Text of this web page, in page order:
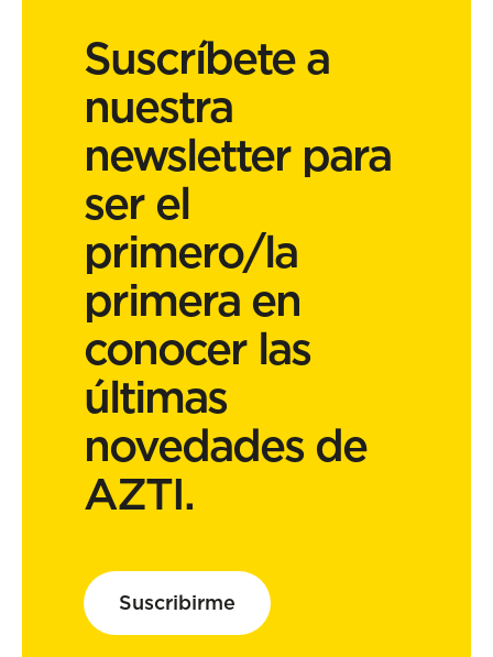
Suscríbete a
nuestra
newsletter para
ser el
primero/la
primera en
conocer las
últimas
novedades de
AZTI.
Suscribirme